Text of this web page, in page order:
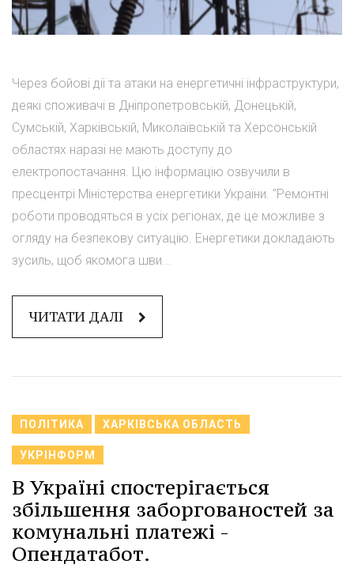
Через бойові дії та атаки на енергетичні інфраструктури,
деякі споживачі в Дніпропетровській, Донецькій,
Сумській, Харківській, Миколаївській та Херсонській
областях наразі не мають доступу до
електропостачання. Цю інформацію озвучили в
пресцентрі Міністерства енергетики України. "Ремонтні
роботи проводяться в усіх регіонах, де це можливе з
огляду на безпекову ситуацію. Енергетики докладають
зусиль, щоб якомога шви...
ЧИТАТИ ДАЛІ
ПОЛІТИКА ХАРКІВСЬКА ОБЛАСТЬ
УКРІНФОРМ
В Україні спостерігається
збільшення заборгованостей за
комунальні платежі -
Опендатабот.